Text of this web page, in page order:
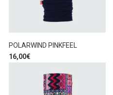
POLARWIND PINKFEEL
16,00€